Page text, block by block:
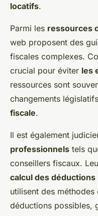
locatifs.
Parmi les ressources
web proposent des
fiscales complexes.
crucial pour éviter les
ressources sont
changements
fiscale.
Il est également
professionnels tels
conseillers fiscaux.
calcul des déductions
utilisent des
déductions possibles,